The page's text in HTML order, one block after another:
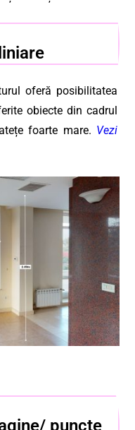
oferă posibilitatea
obiecte din cadrul
foarte mare. Vezi
puncte